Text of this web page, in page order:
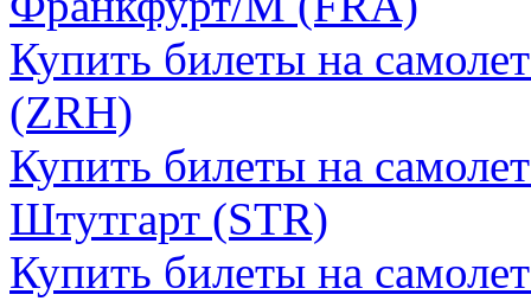
Купить билеты на
(ZRH)
Купить билеты на
Штутгарт (STR)
Купить билеты на